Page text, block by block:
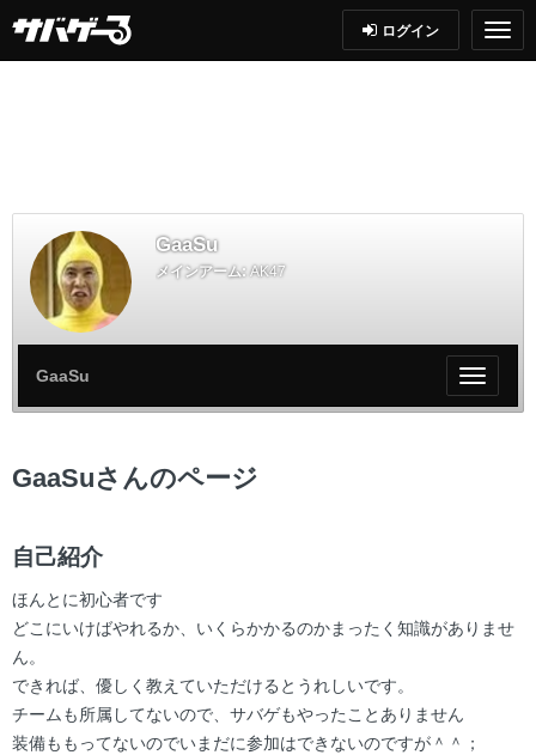
ログイン
GaaSu
メインアーム: AK47
My
ペ
GaaSu
GaaSuさんのページ
自己紹介
ほんとに初心者です
どこにいけばやれるか、いくらかかるのかまったく知識がありませ
ん。
できれば、優しく教えていただけるとうれしいです。
チームも所属してないので、サバゲもやったことありません
装備ももってないのでいまだに参加はできないのですが＾＾；